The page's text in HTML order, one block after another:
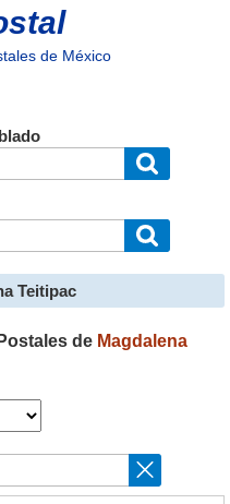
de México
Teitipac
de Magdalena